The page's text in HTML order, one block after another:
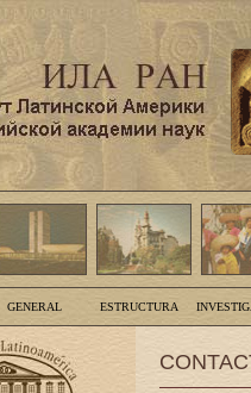
GENERAL ESTRUCTURA